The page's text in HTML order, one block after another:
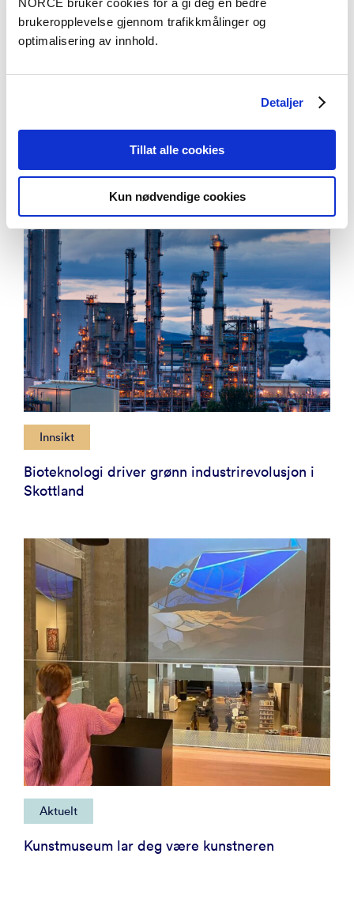
NORCE bruker cookies for å gi deg en bedre
brukeropplevelse gjennom trafikkmålinger og
optimalisering av innhold.
Detaljer
Tillat alle cookies
Kun nødvendige cookies
NORCE Flerfaserigg
Innsikt
Bioteknologi driver grønn industrirevolusjon i
Skottland
Aktuelt
Kunstmuseum lar deg være kunstneren